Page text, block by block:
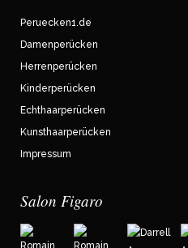
Peruecken1.de
Damenperücken
Herrenperücken
Kinderperücken
Echthaarperücken
Kunsthaarperücken
Impressum
Salon Figaro